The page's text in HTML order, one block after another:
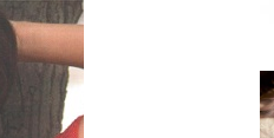
Женские